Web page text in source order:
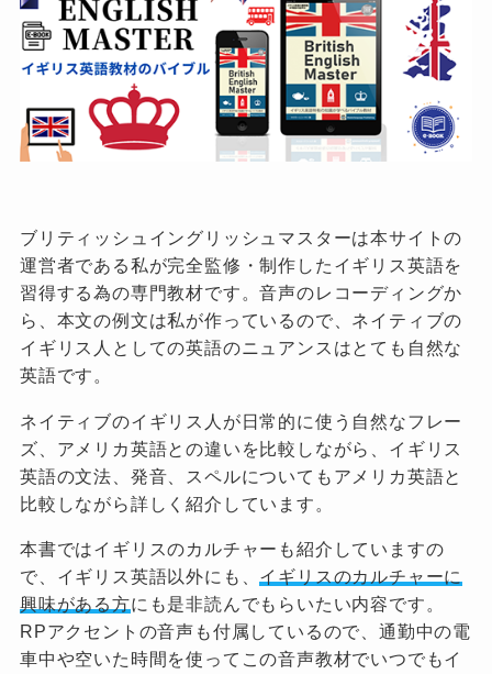
ブリティッシュイングリッシュマスターは本サイトの
運営者である私が完全監修・制作したイギリス英語を
習得する為の専門教材です。音声のレコーディングか
ら、本文の例文は私が作っているので、ネイティブの
イギリス人としての英語のニュアンスはとても自然な
英語です。
ネイティブのイギリス人が日常的に使う自然なフレー
ズ、アメリカ英語との違いを比較しながら、イギリス
英語の文法、発音、スペルについてもアメリカ英語と
比較しながら詳しく紹介しています。
本書ではイギリスのカルチャーも紹介していますの
で、イギリス英語以外にも、 イギリスのカルチャーに
興味がある方にも是非読んでもらいたい内容です。
RPアクセントの音声も付属しているので、通勤中の電
車中や空いた時間を使ってこの音声教材でいつでもイ